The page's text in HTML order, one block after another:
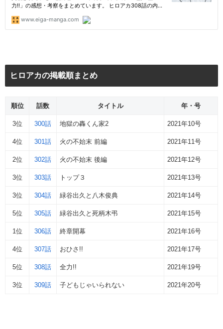
ヒロアカの掲載順まとめ
順位 話数 タイトル 年・号
3位 300話 地獄の轟くん家2 2021年10号
4位 301話 火の不始末 前編 2021年11号
2位 302話 火の不始末 後編 2021年12号
3位 303話 トップ３ 2021年13号
3位 304話 緑谷出久と八木俊典 2021年14号
5位 305話 緑谷出久と死柄木弔 2021年15号
1位 306話 終章開幕 2021年16号
4位 307話 おひさ!! 2021年17号
5位 308話 全力!! 2021年19号
3位 309話 子どもじゃいられない 2021年20号